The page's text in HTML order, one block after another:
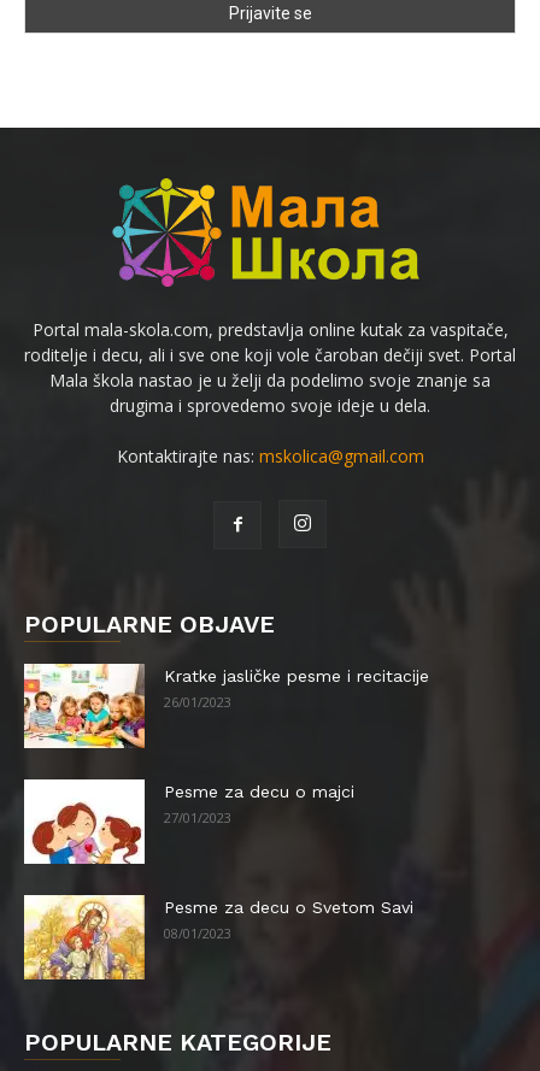
Portal mala-skola.com, predstavlja online kutak za vaspitače,
roditelje i decu, ali i sve one koji vole čaroban dečiji svet. Portal
Mala škola nastao je u želji da podelimo svoje znanje sa
drugima i sprovedemo svoje ideje u dela.
Kontaktirajte nas: mskolica@gmail.com
POPULARNE OBJAVE
Kratke jasličke pesme i recitacije
26/01/2023
Pesme za decu o majci
27/01/2023
Pesme za decu o Svetom Savi
08/01/2023
POPULARNE KATEGORIJE